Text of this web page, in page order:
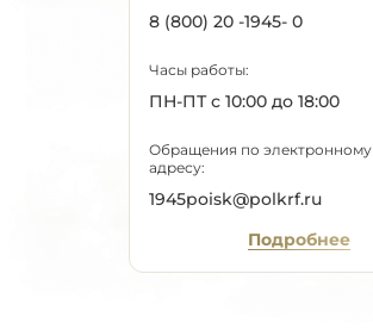
8 (800) 20 -1945- 0
Часы работы:
ПН-ПТ с 10:00 до 18:00
Обращения по электронному
адресу:
1945poisk@polkrf.ru
Подробнее